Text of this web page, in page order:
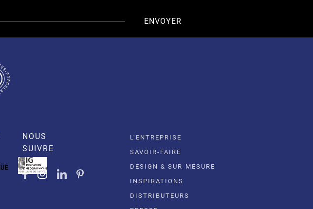
NOUS
SUIVRE
L’ENTREPRISE
SAVOIR-FAIRE
DESIGN & SUR-MESURE
INSPIRATIONS
DISTRIBUTEURS